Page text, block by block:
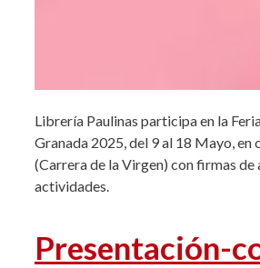
Librería Paulinas participa en la
Granada 2025, del 9 al 18 Mayo, en
(Carrera de la Virgen) con firmas de
actividades.
Presentación-